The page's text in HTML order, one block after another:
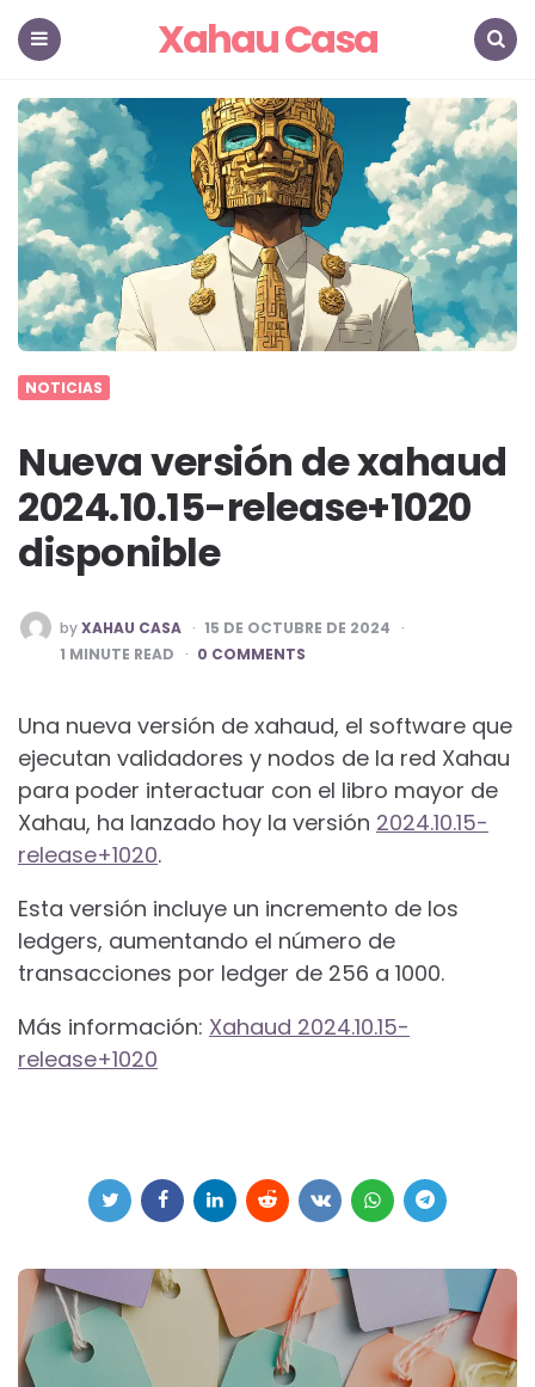
Xahau Casa
NOTICIAS
Nueva versión de xahaud
2024.10.15-release+1020
disponible
POSTED
BY
byXAHAU CASA
15 DE OCTUBRE DE 2024
1 MINUTE READ 0 COMMENTS
Una nueva versión de xahaud, el software que
ejecutan validadores y nodos de la red Xahau
para poder interactuar con el libro mayor de
Xahau, ha lanzado hoy la versión 2024.10.15-
release+1020.
Esta versión incluye un incremento de los
ledgers, aumentando el número de
transacciones por ledger de 256 a 1000.
Más información: Xahaud 2024.10.15-
release+1020
Post
navigation